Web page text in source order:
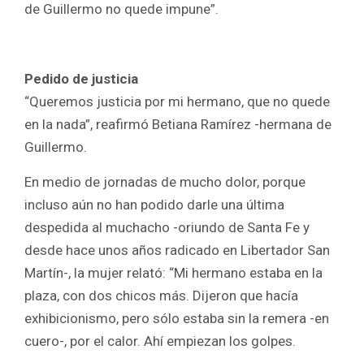
de Guillermo no quede impune”.
Pedido de justicia
“Queremos justicia por mi hermano, que no quede
en la nada”, reafirmó Betiana Ramírez -hermana de
Guillermo.
En medio de jornadas de mucho dolor, porque
incluso aún no han podido darle una última
despedida al muchacho -oriundo de Santa Fe y
desde hace unos años radicado en Libertador San
Martín-, la mujer relató: “Mi hermano estaba en la
plaza, con dos chicos más. Dijeron que hacía
exhibicionismo, pero sólo estaba sin la remera -en
cuero-, por el calor. Ahí empiezan los golpes.